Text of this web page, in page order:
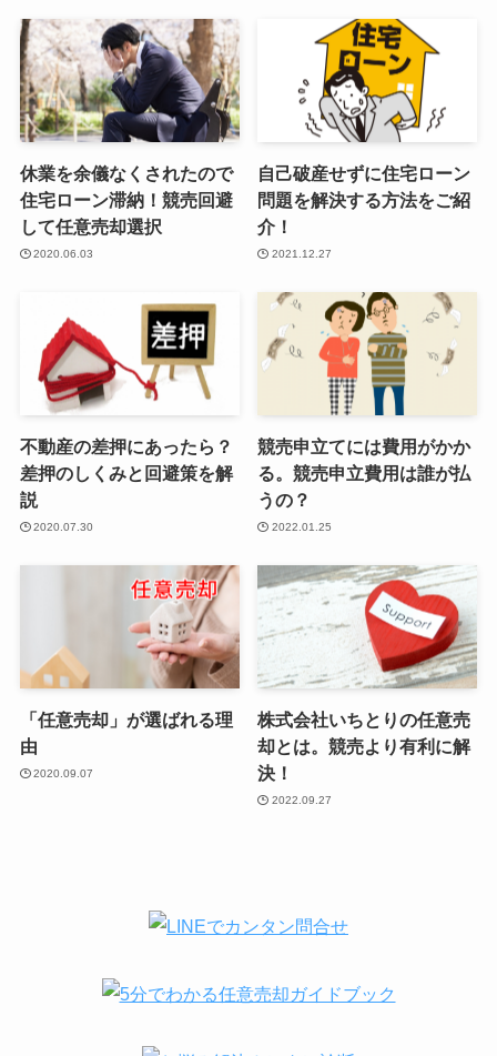
休業を余儀なくされたので
住宅ローン滞納！競売回避
して任意売却選択
2020.06.03
自己破産せずに住宅ローン
問題を解決する方法をご紹
介！
2021.12.27
不動産の差押にあったら？
差押のしくみと回避策を解
説
2020.07.30
競売申立てには費用がかか
る。競売申立費用は誰が払
うの？
2022.01.25
「任意売却」が選ばれる理
由
2020.09.07
株式会社いちとりの任意売
却とは。競売より有利に解
決！
2022.09.27